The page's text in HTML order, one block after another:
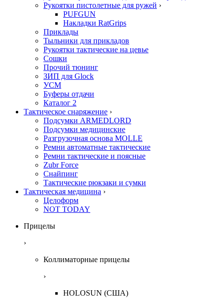
Рукоятки пистолетные для ружей ›
PUFGUN
Накладки RatGrips
Приклады
Тыльники для прикладов
Рукоятки тактические на цевье
Сошки
Прочий тюнинг
ЗИП для Glock
УСМ
Буферы отдачи
Каталог 2
Тактическое снаряжение ›
Подсумки ARMEDLORD
Подсумки медицинские
Разгрузочная основа MOLLE
Ремни автоматные тактические
Ремни тактические и поясные
Zubr Force
Снайпинг
Тактические рюкзаки и сумки
Тактическая медицина ›
Целоформ
NOT TODAY
Прицелы
›
Коллиматорные прицелы
›
HOLOSUN (США)